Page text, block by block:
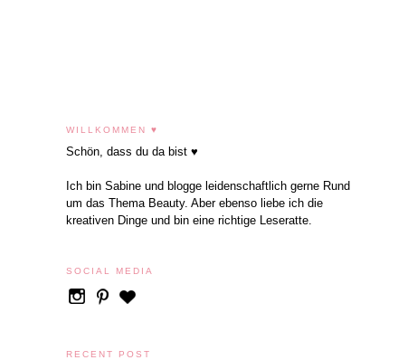
WILLKOMMEN ♥
Schön, dass du da bist ♥
Ich bin Sabine und blogge leidenschaftlich gerne Rund
um das Thema Beauty. Aber ebenso liebe ich die
kreativen Dinge und bin eine richtige Leseratte.
SOCIAL MEDIA
RECENT POST